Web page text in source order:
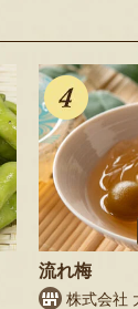
流れ梅
株式会社